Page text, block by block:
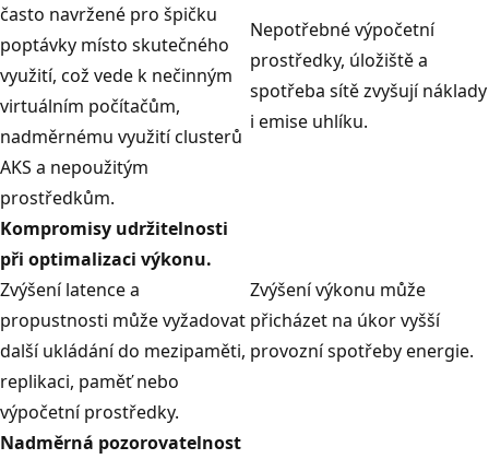
často navržené pro špičku
poptávky místo skutečného
využití, což vede k nečinným
virtuálním počítačům,
nadměrnému využití clusterů
AKS a nepoužitým
prostředkům.
Nepotřebné výpočetní
prostředky, úložiště a
spotřeba sítě zvyšují náklady
i emise uhlíku.
Kompromisy udržitelnosti
při optimalizaci výkonu.
Zvýšení latence a
propustnosti může vyžadovat
další ukládání do mezipaměti,
replikaci, paměť nebo
výpočetní prostředky.
Zvýšení výkonu může
přicházet na úkor vyšší
provozní spotřeby energie.
Nadměrná pozorovatelnost